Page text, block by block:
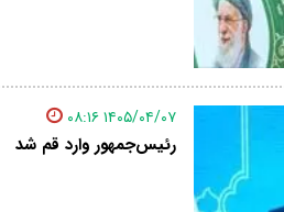
۱۴۰۵/۰۴/۰۷ ۰۸:۱۶
رئیس‌جمهور وارد قم شد